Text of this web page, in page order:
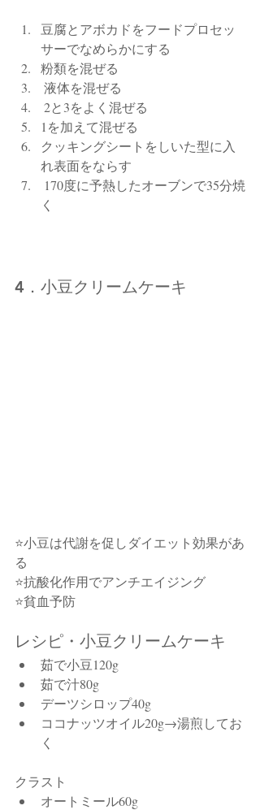
豆腐とアボカドをフードプロセッ
サーでなめらかにする
粉類を混ぜる
液体を混ぜる
2と3をよく混ぜる
1を加えて混ぜる
クッキングシートをしいた型に入
れ表面をならす
く
4．小豆クリームケーキ
⭐小豆は代謝を促しダイエット効果があ
る
⭐抗酸化作用でアンチエイジング
⭐貧血予防
レシピ・小豆クリームケーキ
茹で小豆120g
茹で汁80g
デーツシロップ40g
ココナッツオイル20g→湯煎してお
く
クラスト
オートミール60g